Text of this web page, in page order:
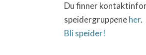
Du finner
speidergruppeneher.
Bli speider!